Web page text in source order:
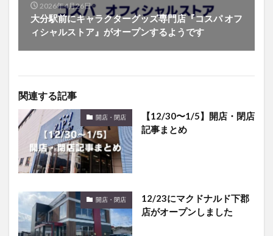
2026年4月26日
大分駅前にキャラクターグッズ専門店『コスパ オフ
ィシャルストア』がオープンするようです
関連する記事
開店・閉店
【12/30〜1/5】開店・閉店
記事まとめ
開店・閉店
12/23にマクドナルド下郡
店がオープンしました